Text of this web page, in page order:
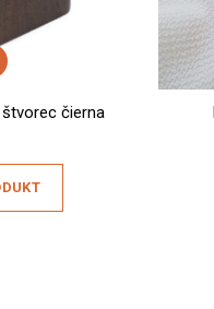
štvorec čierna